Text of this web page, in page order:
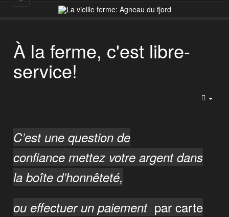
À la ferme, c'est libre-
service!
C’est une question de
confiancemettez votre argent dans
la boîte d’honnêteté,
ou effectuer un paiement par carte